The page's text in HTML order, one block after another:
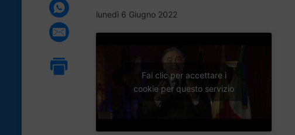
lunedì 6 Giugno 2022
Fai clic per accettare i
cookie per questo servizio